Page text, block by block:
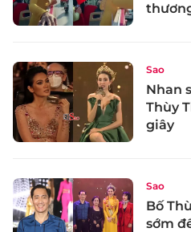
Sao
Nhan
Thùy
giây
Sao
Bố
sớm